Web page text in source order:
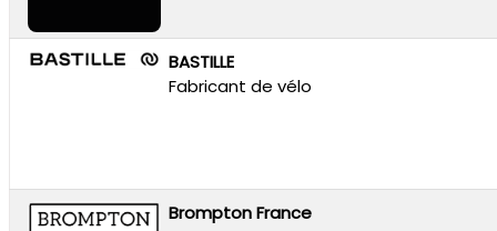
BASTILLE
Fabricant de vélo
Brompton France